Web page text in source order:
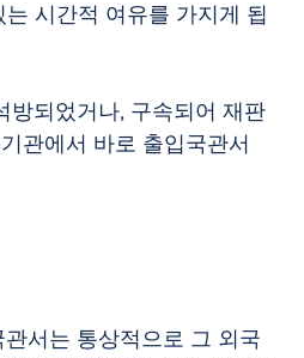
시간적 여유를 가지게 됩
방되었거나, 구속되어 재판
관에서 바로 출입국관서
서는 통상적으로 그 외국